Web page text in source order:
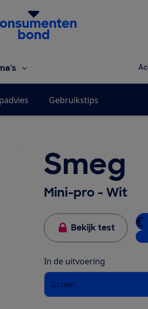
van de Consumentenbond
Gebruikstips
Smeg
Mini-pro - Wit
Bekijk test €
4
In de uitvoering
Groen